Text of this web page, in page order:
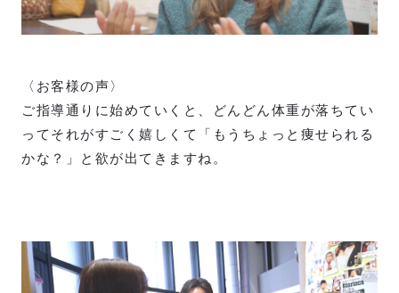
〈お客様の声〉
ご指導通りに始めていくと、どんどん体重が落ちてい
ってそれがすごく嬉しくて「もうちょっと痩せられる
かな？」と欲が出てきますね。